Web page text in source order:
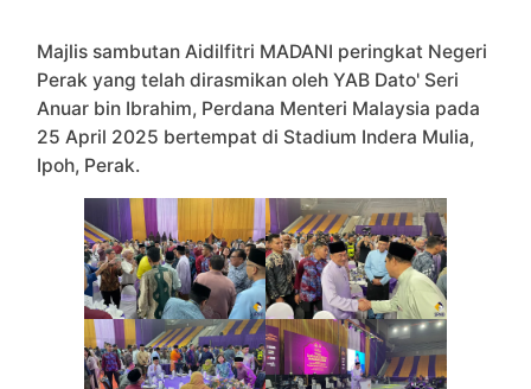
Majlis sambutan Aidilfitri MADANI peringkat Negeri
Perak yang telah dirasmikan oleh YAB Dato' Seri
Anuar bin Ibrahim, Perdana Menteri Malaysia pada
25 April 2025 bertempat di Stadium Indera Mulia,
Ipoh, Perak.